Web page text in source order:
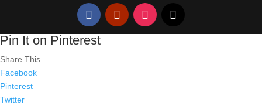
Pin It on Pinterest
Share This
Facebook
Pinterest
Twitter